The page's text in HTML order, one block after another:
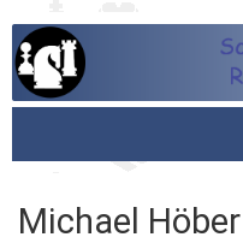
Michael